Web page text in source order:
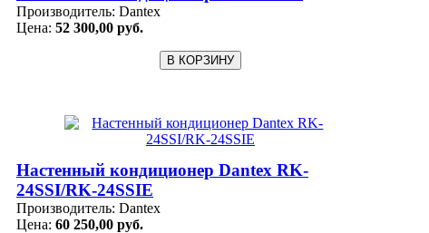
Производитель: Dantex
Цена: 52 300,00 руб.
Настенный кондиционер Dantex RK-
24SSI/RK-24SSIЕ
Производитель: Dantex
Цена: 60 250,00 руб.